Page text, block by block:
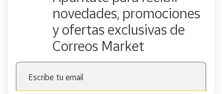
novedades, promociones
y ofertas exclusivas de
Correos Market
Escribe tu email